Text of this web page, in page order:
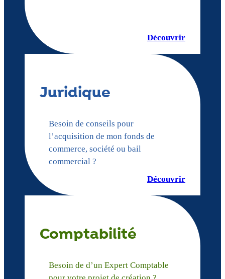
Découvrir
Juridique
Besoin de conseils pour
l’acquisition de mon fonds de
commerce, société ou bail
commercial ?
Découvrir
Comptabilité
Besoin de d’un Expert Comptable